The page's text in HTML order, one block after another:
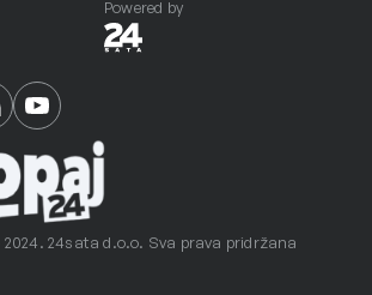
2024. 24sata d.o.o. Sva prava pridržana
Powered by